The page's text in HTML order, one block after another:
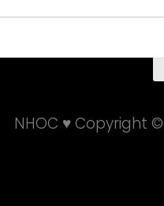
NHOC ♥ Copyright